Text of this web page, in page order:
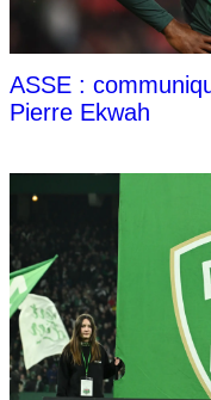
ASSE :
Pierre Ekwah